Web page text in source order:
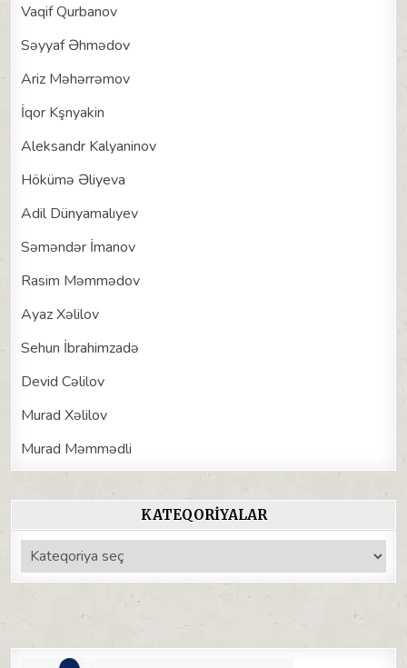
Vaqif Qurbanov
Səyyaf Əhmədov
Ariz Məhərrəmov
İqor Kşnyakin
Aleksandr Kalyaninov
Hökümə Əliyeva
Adil Dünyamalıyev
Səməndər İmanov
Rasim Məmmədov
Ayaz Xəlilov
Sehun İbrahimzadə
Devid Cəlilov
Murad Xəlilov
Murad Məmmədli
KATEQORIYALAR
Kateqoriyalar